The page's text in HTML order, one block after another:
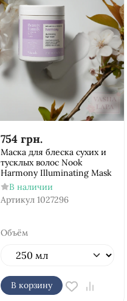
754 грн.
Маска для блеска сухих и
тусклых волос Nook
Harmony Illuminating Mask
В наличии
Артикул 1027296
Объём
В корзину